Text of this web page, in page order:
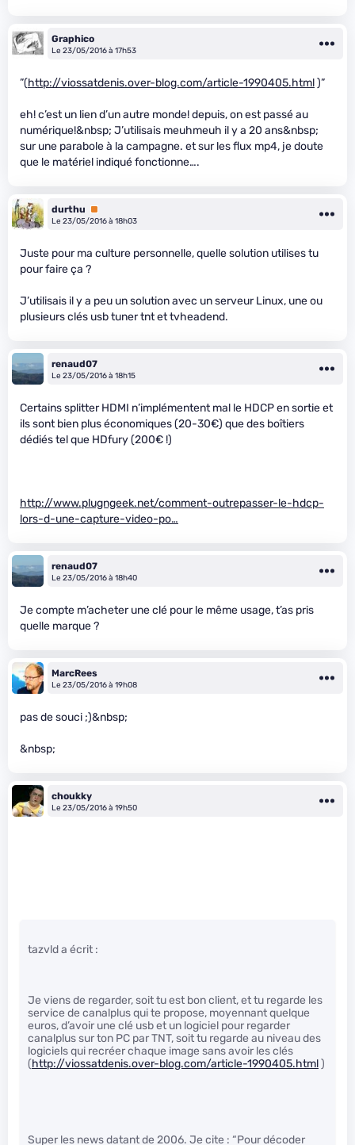
Graphico
Le 23/05/2016 à 17h53
”(http://viossatdenis.over-blog.com/article-1990405.html)”
eh! c’est un lien d’un autre monde! depuis, on est passé au
numérique!&nbsp; J’utilisais meuhmeuh il y a 20 ans&nbsp;
sur une parabole à la campagne. et sur les flux mp4, je doute
que le matériel indiqué fonctionne….
durthu
Premium
Le 23/05/2016 à 18h03
Juste pour ma culture personnelle, quelle solution utilises tu
pour faire ça ?
J’utilisais il y a peu un solution avec un serveur Linux, une ou
plusieurs clés usb tuner tnt et tvheadend.
renaud07
Le 23/05/2016 à 18h15
Certains splitter HDMI n’implémentent mal le HDCP en sortie et
ils sont bien plus économiques (20-30€) que des boîtiers
dédiés tel que HDfury (200€ !)
http://www.plugngeek.net/comment-outrepasser-le-hdcp-
lors-d-une-capture-video-po…
renaud07
Le 23/05/2016 à 18h40
Je compte m’acheter une clé pour le même usage, t’as pris
quelle marque ?
MarcRees
Le 23/05/2016 à 19h08
pas de souci ;)&nbsp;
&nbsp;
choukky
Le 23/05/2016 à 19h50
tazvld a écrit :
Je viens de regarder, soit tu est bon client, et tu regarde les
service de canalplus qui te propose, moyennant quelque
euros, d’avoir une clé usb et un logiciel pour regarder
canalplus sur ton PC par TNT, soit tu regarde au niveau des
logiciels qui recréer chaque image sans avoir les clés
(http://viossatdenis.over-blog.com/article-1990405.html)
Super les news datant de 2006. Je cite : “Pour décoder